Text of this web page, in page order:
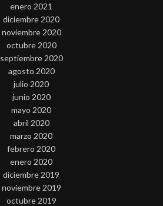
enero 2021
diciembre 2020
noviembre 2020
octubre 2020
septiembre 2020
agosto 2020
julio 2020
junio 2020
mayo 2020
abril 2020
marzo 2020
febrero 2020
enero 2020
diciembre 2019
noviembre 2019
octubre 2019